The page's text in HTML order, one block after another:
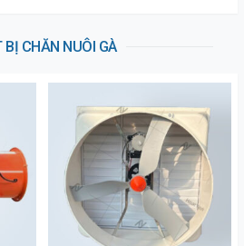
BỊ CHĂN NUÔI GÀ